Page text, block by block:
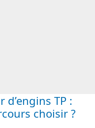
TP :
choisir ?